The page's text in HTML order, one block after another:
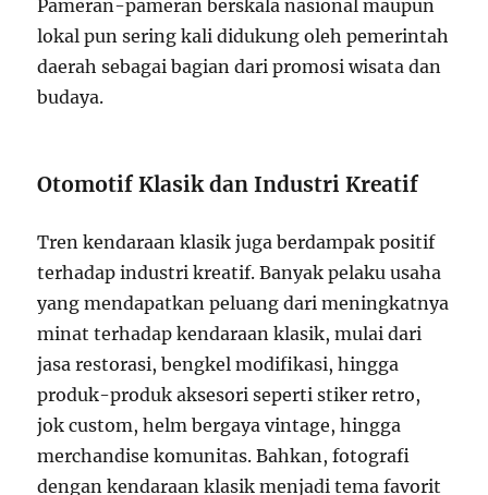
Pameran-pameran berskala nasional maupun
lokal pun sering kali didukung oleh pemerintah
daerah sebagai bagian dari promosi wisata dan
budaya.
Otomotif Klasik dan Industri Kreatif
Tren kendaraan klasik juga berdampak positif
terhadap industri kreatif. Banyak pelaku usaha
yang mendapatkan peluang dari meningkatnya
minat terhadap kendaraan klasik, mulai dari
jasa restorasi, bengkel modifikasi, hingga
produk-produk aksesori seperti stiker retro,
jok custom, helm bergaya vintage, hingga
merchandise komunitas. Bahkan, fotografi
dengan kendaraan klasik menjadi tema favorit